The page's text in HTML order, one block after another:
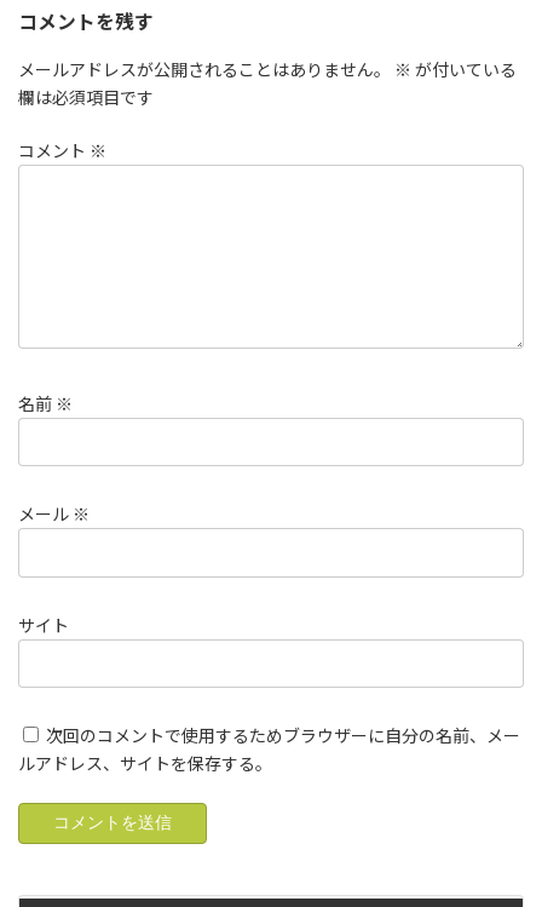
コメントを残す
メールアドレスが公開されることはありません。 ※ が付いている
欄は必須項目です
コメント ※
名前 ※
メール ※
サイト
次回のコメントで使用するためブラウザーに自分の名前、メー
ルアドレス、サイトを保存する。